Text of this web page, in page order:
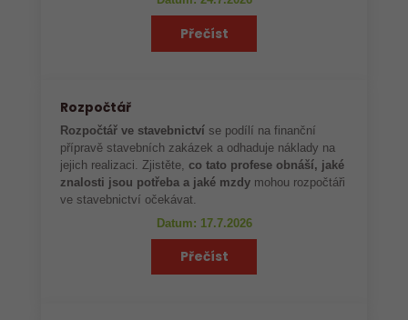
Přečíst
Rozpočtář
Rozpočtář ve stavebnictví se podílí na finanční
přípravě stavebních zakázek a odhaduje náklady na
jejich realizaci. Zjistěte,co tato profese obnáší, jaké
znalosti jsou potřeba a jaké mzdy mohou rozpočtáři
ve stavebnictví očekávat.
Datum: 17.7.2026
Přečíst